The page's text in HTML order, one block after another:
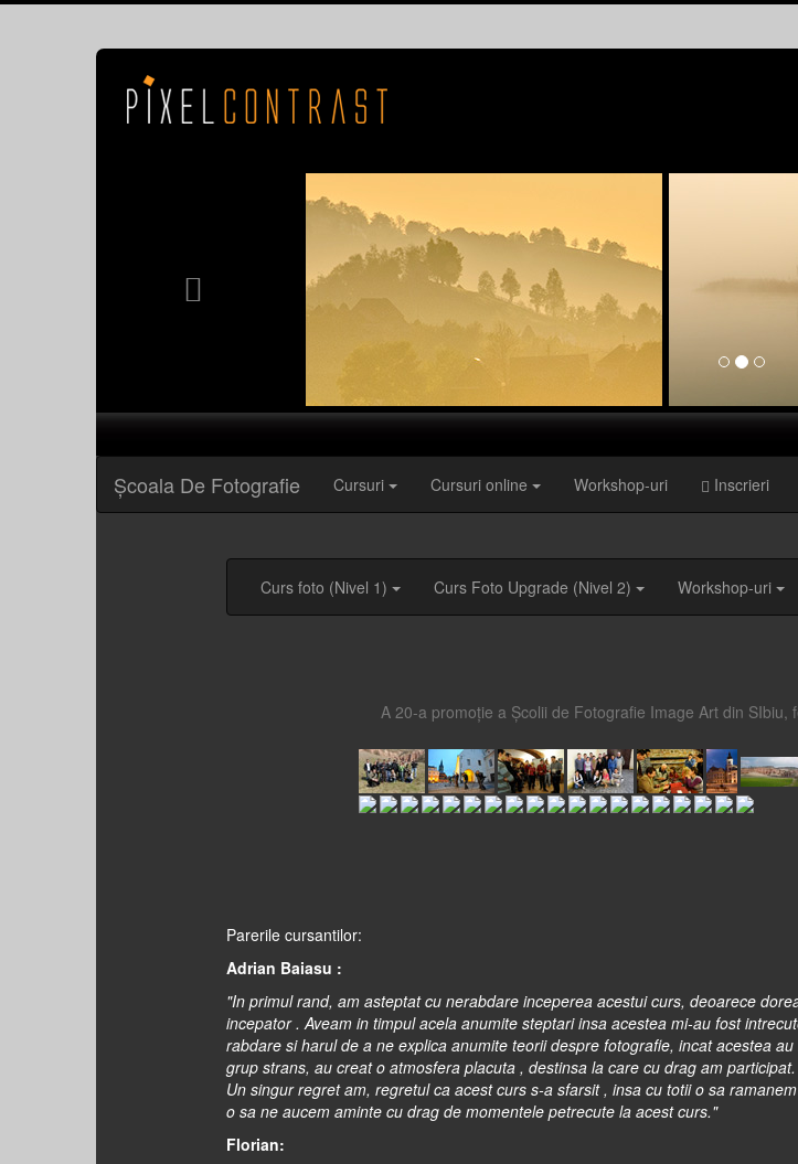
Şcoala De Fotografie Cursuri Cursuri online Workshop-uri Inscrieri
Curs foto (Nivel 1) Curs Foto Upgrade (Nivel 2) Workshop-uri
A 20-a promoție a Școlii de Fotografie Image Art din SIbiu,
Parerile cursantilor:
Adrian Baiasu :
"In primul rand, am asteptat cu nerabdare inceperea acestui curs, deoarece
incepator . Aveam in timpul acela anumite steptari insa acestea mi-au fost
rabdare si harul de a ne explica anumite teorii despre fotografie, incat acestea
grup strans, au creat o atmosfera placuta , destinsa la care cu drag am participat.
Un singur regret am, regretul ca acest curs s-a sfarsit , insa cu totii o sa
o sa ne aucem aminte cu drag de momentele petrecute la acest curs."
Florian: